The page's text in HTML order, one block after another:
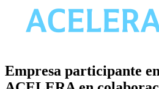
Empresa participante